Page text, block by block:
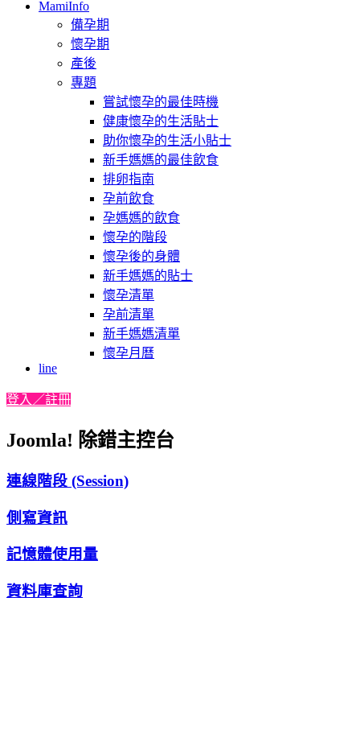
MamiInfo
備孕期
懷孕期
產後
專題
嘗試懷孕的最佳時機
健康懷孕的生活貼士
助你懷孕的生活小貼士
新手媽媽的最佳飲食
排卵指南
孕前飲食
孕媽媽的飲食
懷孕的階段
懷孕後的身體
新手媽媽的貼士
懷孕清單
孕前清單
新手媽媽清單
懷孕月曆
line
登入／註冊
Joomla! 除錯主控台
連線階段 (Session)
側寫資訊
記憶體使用量
資料庫查詢